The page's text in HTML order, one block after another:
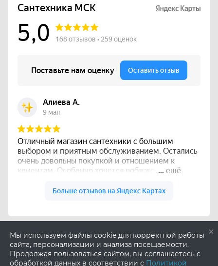
×
Мы используем файлы cookie для корректной работы
сайта, персонализации и анализа посещаемости.
Продолжая пользоваться сайтом, вы соглашаетесь с
обработкой данных в соответствии с Политикой